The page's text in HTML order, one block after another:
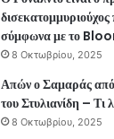
σύμφωνα με το
8 Οκτωβρίου, 2025
Απών ο Σαμαράς από
του Στυλιανίδη – Τι
8 Οκτωβρίου, 2025